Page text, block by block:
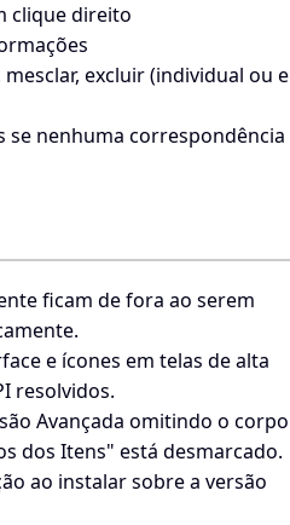
clique direito
mesclar, excluir (individual ou
se nenhuma correspondência
ficam de fora ao serem
e ícones em telas de alta
resolvidos.
Avançada omitindo o corpo
dos Itens" está desmarcado.
ao instalar sobre a versão